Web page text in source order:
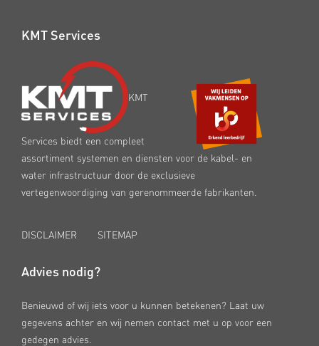
KMT Services
KMT
Services biedt een compleet
assortiment systemen en diensten voor de kabel- en
water infrastructuur door de exclusieve
vertegenwoordiging van gerenommeerde fabrikanten.
DISCLAIMER SITEMAP
Advies nodig?
Benieuwd of wij iets voor u kunnen betekenen? Laat uw
gegevens achter en wij nemen contact met u op voor een
gedegen advies.